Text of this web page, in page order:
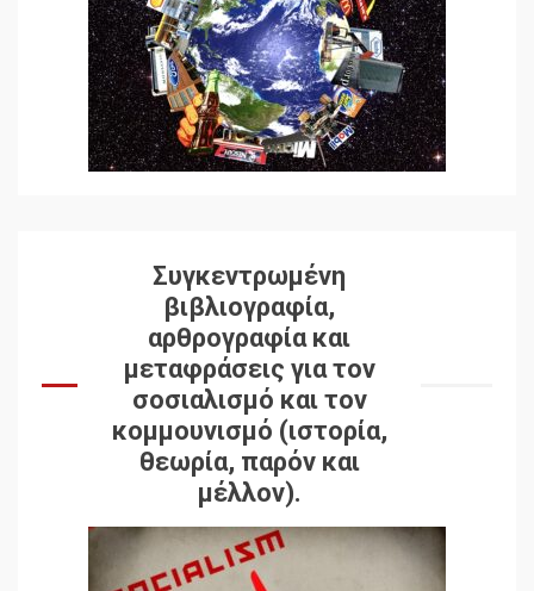
Συγκεντρωμένη
βιβλιογραφία,
αρθρογραφία και
μεταφράσεις για τον
σοσιαλισμό και τον
κομμουνισμό (ιστορία,
θεωρία, παρόν και
μέλλον).
Δωρεάν βιβλίο από το
Documento: Η μεγάλη